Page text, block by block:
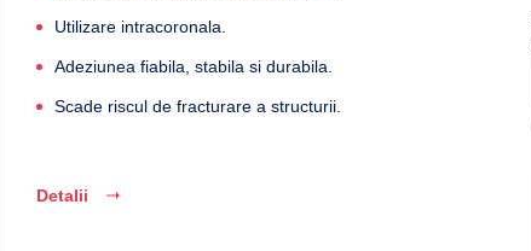
Utilizare intracoronala.
Adeziunea fiabila, stabila si durabila.
Scade riscul de fracturare a structurii.
Detalii